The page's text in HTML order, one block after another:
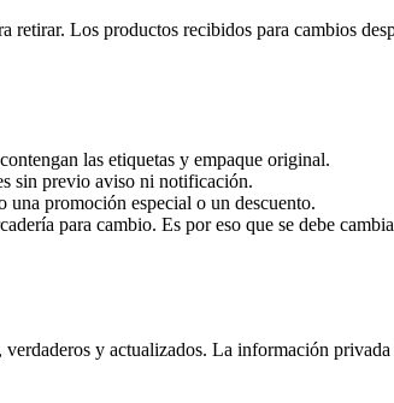
Los productos recibidos para cambios
las etiquetas y empaque original.
sin previo aviso ni notificación.
promoción especial o un descuento.
para cambio. Es por eso que se debe
y actualizados. La información